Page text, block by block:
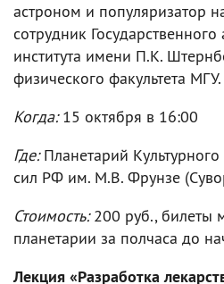
астроном и популяризатор
сотрудник
института имени П.К.
физического факультета МГУ.
Когда:15 октября в 16:00
Где:Планетарий
сил РФ им. М.В. Фрунзе
Стоимость:200 руб., билеты
планетарии за полчаса до
Лекция «Разработка